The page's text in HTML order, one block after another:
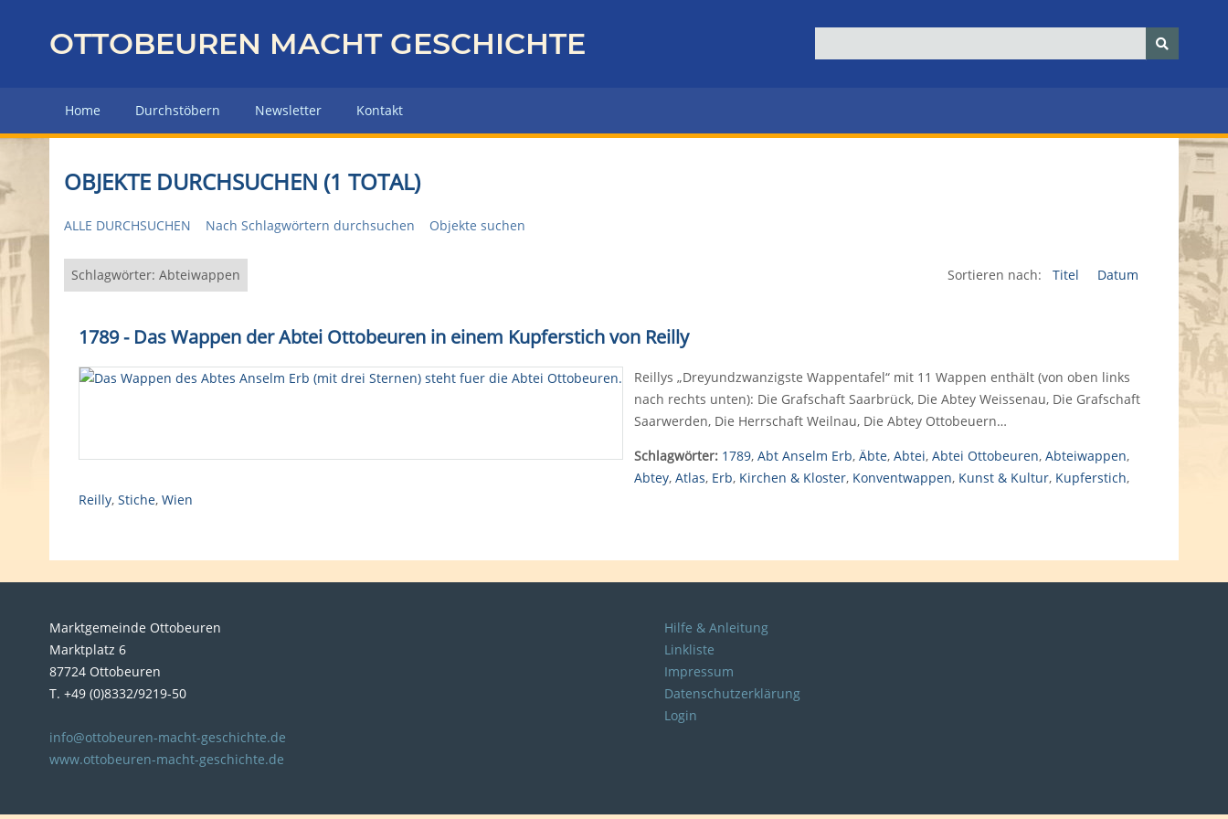
z
r
H
u
p
e
OTTOBEUREN MACHT GESCHICHTE
Home Durchstöbern Newsletter Kontakt
OBJEKTE DURCHSUCHEN (1 TOTAL)
ALLE DURCHSUCHEN Nach Schlagwörtern durchsuchen Objekte suchen
Schlagwörter: Abteiwappen Sortieren nach: Titel Datum
1789 - Das Wappen der Abtei Ottobeuren in einem Kupferstich von Reilly
Reillys „Dreyundzwanzigste Wappentafel“ mit 11 Wappen enthält (von oben links
nach rechts unten): Die Grafschaft Saarbrück, Die Abtey Weissenau, Die Grafschaft
Saarwerden, Die Herrschaft Weilnau, Die Abtey Ottobeuern…
Schlagwörter: 1789, Abt Anselm Erb, Äbte, Abtei, Abtei Ottobeuren, Abteiwappen,
Abtey, Atlas, Erb, Kirchen & Kloster, Konventwappen, Kunst & Kultur, Kupferstich,
Reilly, Stiche, Wien
Marktgemeinde Ottobeuren
Marktplatz 6
87724 Ottobeuren
T. +49 (0)8332/9219-50
info@ottobeuren-macht-geschichte.de
www.ottobeuren-macht-geschichte.de
Hilfe & Anleitung
Linkliste
Impressum
Datenschutzerklärung
Login